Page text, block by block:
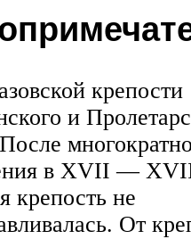
крепости
и
в XVII —
крепость не
От